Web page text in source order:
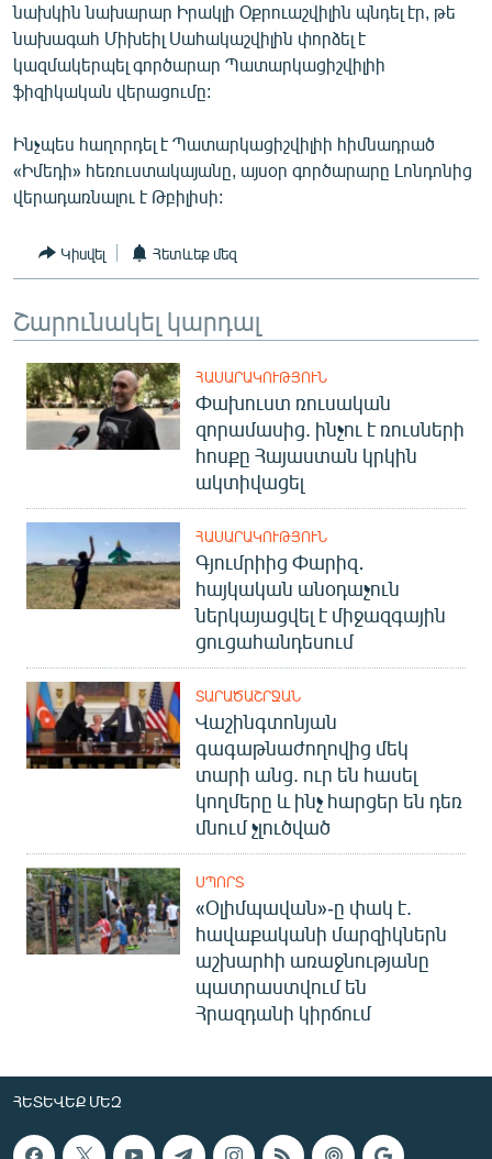
ԲԱՆԱՎԵՃ
ՁԳՏԵԼՈՎ ԼԱՎԱԳՈՒՅՆԻՆ
ՓՈԴՔԱՍԹ
Հայերեն
English
«Ազատության» բոլոր կայքերը
նախկին նախարար Իրակլի Օքրուաշվիլին պնդել էր, թե
նախագահ Միխեիլ Սահակաշվիլին փորձել է
կազմակերպել գործարար Պատարկացիշվիլիի
ֆիզիկական վերացումը:
Ինչպես հաղորդել է Պատարկացիշվիլիի հիմնադրած
«Իմեդի» հեռուստակայանը, այսօր գործարարը Լոնդոնից
վերադառնալու է Թբիլիսի:
Կիսվել Հետևեք մեզ
Շարունակել կարդալ
ՀԱՍԱՐԱԿՈՒԹՅՈՒՆ
Փախուստ ռուսական
զորամասից. ինչու է ռուսների
հոսքը Հայաստան կրկին
ակտիվացել
ՀԱՍԱՐԱԿՈՒԹՅՈՒՆ
Գյումրիից Փարիզ․
հայկական անօդաչուն
ներկայացվել է միջազգային
ցուցահանդեսում
ՏԱՐԱԾԱՇՐՋԱՆ
Վաշինգտոնյան
գագաթնաժողովից մեկ
տարի անց. ուր են հասել
կողմերը և ինչ հարցեր են դեռ
մնում չլուծված
ՍՊՈՐՏ
«Օլիմպավան»-ը փակ է.
հավաքականի մարզիկներն
աշխարհի առաջնությանը
պատրաստվում են
Հրազդանի կիրճում
ՀԵՏԵՎԵՔ ՄԵԶ